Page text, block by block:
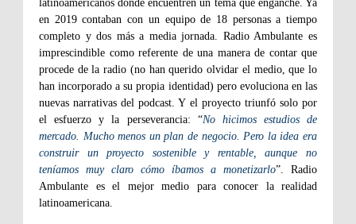
latinoamericanos donde encuentren un tema que enganche. Ya
en 2019 contaban con un equipo de 18 personas a tiempo
completo y dos más a media jornada. Radio Ambulante es
imprescindible como referente de una manera de contar que
procede de la radio (no han querido olvidar el medio, que lo
han incorporado a su propia identidad) pero evoluciona en las
nuevas narrativas del podcast. Y el proyecto triunfó solo por
el esfuerzo y la perseverancia: “No hicimos estudios de
mercado. Mucho menos un plan de negocio. Pero la idea era
construir un proyecto sostenible y rentable, aunque no
teníamos muy claro cómo íbamos a monetizarlo”. Radio
Ambulante es el mejor medio para conocer la realidad
latinoamericana.